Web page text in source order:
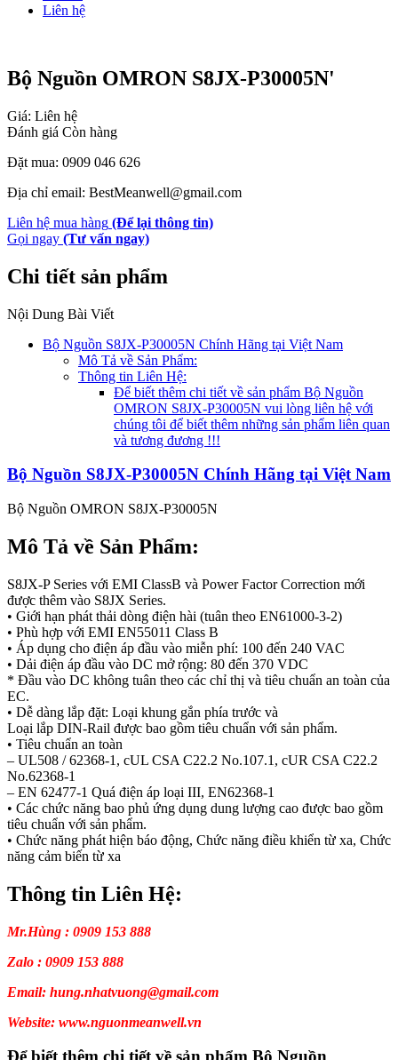
Liên hệ
Bộ Nguồn OMRON S8JX-P30005N'
Giá: Liên hệ
Đánh giá Còn hàng
Đặt mua: 0909 046 626
Địa chỉ email: BestMeanwell@gmail.com
Liên hệ mua hàng (Để lại thông tin)
Gọi ngay (Tư vấn ngay)
Chi tiết sản phẩm
Nội Dung Bài Viết
Bộ Nguồn S8JX-P30005N Chính Hãng tại Việt Nam
Mô Tả về Sản Phẩm:
Thông tin Liên Hệ:
Để biết thêm chi tiết về sản phẩm Bộ Nguồn
OMRON S8JX-P30005N vui lòng liên hệ với
chúng tôi để biết thêm những sản phẩm liên quan
và tương đương !!!
Bộ Nguồn S8JX-P30005N Chính Hãng tại Việt Nam
Bộ Nguồn OMRON S8JX-P30005N
Mô Tả về Sản Phẩm:
S8JX-P Series với EMI ClassB và Power Factor Correction mới
được thêm vào S8JX Series.
• Giới hạn phát thải dòng điện hài (tuân theo EN61000-3-2)
• Phù hợp với EMI EN55011 Class B
• Áp dụng cho điện áp đầu vào miễn phí: 100 đến 240 VAC
• Dải điện áp đầu vào DC mở rộng: 80 đến 370 VDC
* Đầu vào DC không tuân theo các chỉ thị và tiêu chuẩn an toàn của
EC.
• Dễ dàng lắp đặt: Loại khung gắn phía trước và
Loại lắp DIN-Rail được bao gồm tiêu chuẩn với sản phẩm.
• Tiêu chuẩn an toàn
– UL508 / 62368-1, cUL CSA C22.2 No.107.1, cUR CSA C22.2
No.62368-1
– EN 62477-1 Quá điện áp loại III, EN62368-1
• Các chức năng bao phủ ứng dụng dung lượng cao được bao gồm
tiêu chuẩn với sản phẩm.
• Chức năng phát hiện báo động, Chức năng điều khiển từ xa, Chức
năng cảm biến từ xa
Thông tin Liên Hệ:
Mr.Hùng : 0909 153 888
Zalo : 0909 153 888
Email: hung.nhatvuong@gmail.com
Website: www.nguonmeanwell.vn
Để biết thêm chi tiết về sản phẩm Bộ Nguồn